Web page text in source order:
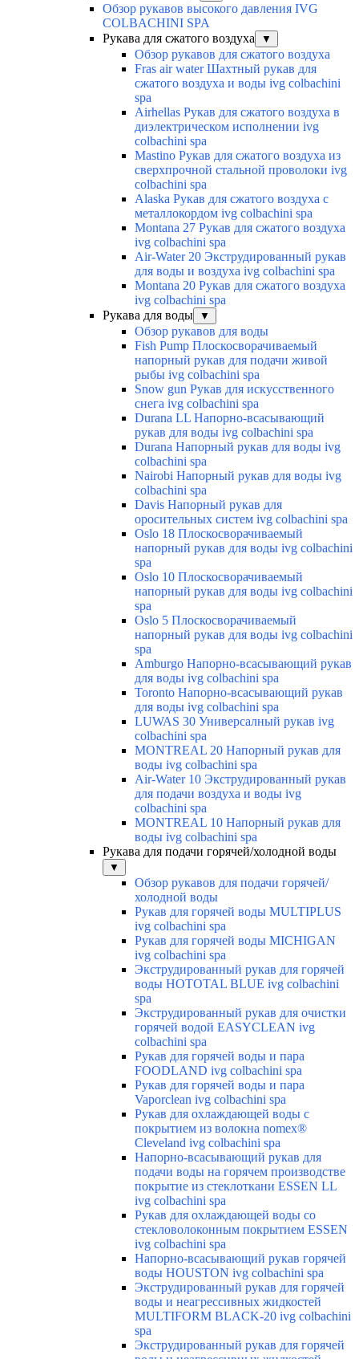
Обзор рукавов высокого давления IVG
COLBACHINI SPA
Рукава для сжатого воздуха
▼
Обзор рукавов для сжатого воздуха
Fras air water Шахтный рукав для
сжатого воздуха и воды ivg colbachini
spa
Airhellas Рукав для сжатого воздуха в
диэлектрическом исполнении ivg
colbachini spa
Mastino Рукав для сжатого воздуха из
сверхпрочной стальной проволоки ivg
colbachini spa
Alaska Рукав для сжатого воздуха с
металлокордом ivg colbachini spa
Montana 27 Рукав для сжатого воздуха
ivg colbachini spa
Air-Water 20 Экструдированный рукав
для воды и воздуха ivg colbachini spa
Montana 20 Рукав для сжатого воздуха
ivg colbachini spa
Рукава для воды
▼
Обзор рукавов для воды
Fish Pump Плоскосворачиваемый
напорный рукав для подачи живой
рыбы ivg colbachini spa
Snow gun Рукав для искусственного
снега ivg colbachini spa
Durana LL Напорно-всасывающий
рукав для воды ivg colbachini spa
Durana Напорный рукав для воды ivg
colbachini spa
Nairobi Напорный рукав для воды ivg
colbachini spa
Davis Напорный рукав для
оросительных систем ivg colbachini spa
Oslo 18 Плоскосворачиваемый
напорный рукав для воды ivg colbachini
spa
Oslo 10 Плоскосворачиваемый
напорный рукав для воды ivg colbachini
spa
Oslo 5 Плоскосворачиваемый
напорный рукав для воды ivg colbachini
spa
Amburgo Напорно-всасывающий рукав
для воды ivg colbachini spa
Toronto Напорно-всасывающий рукав
для воды ivg colbachini spa
LUWAS 30 Универсалный рукав ivg
colbachini spa
MONTREAL 20 Напорный рукав для
воды ivg colbachini spa
Air-Water 10 Экструдированный рукав
для подачи воздуха и воды ivg
colbachini spa
MONTREAL 10 Напорный рукав для
воды ivg colbachini spa
Рукава для подачи горячей/холодной воды
▼
Обзор рукавов для подачи горячей/
холодной воды
Рукав для горячей воды MULTIPLUS
ivg colbachini spa
Рукав для горячей воды MICHIGAN
ivg colbachini spa
Экструдированный рукав для горячей
воды HOTOTAL BLUE ivg colbachini
spa
Экструдированный рукав для очистки
горячей водой EASYCLEAN ivg
colbachini spa
Рукав для горячей воды и пара
FOODLAND ivg colbachini spa
Рукав для горячей воды и пара
Vaporclean ivg colbachini spa
Рукав для охлаждающей воды с
покрытием из волокна nomex®
Cleveland ivg colbachini spa
Напорно-всасывающий рукав для
подачи воды на горячем производстве
покрытие из стеклоткани ESSEN LL
ivg colbachini spa
Рукав для охлаждающей воды со
стекловолоконным покрытием ESSEN
ivg colbachini spa
Напорно-всасывающий рукав горячей
воды HOUSTON ivg colbachini spa
Экструдированный рукав для горячей
воды и неагрессивных жидкостей
MULTIFORM BLACK-20 ivg colbachini
spa
Экструдированный рукав для горячей